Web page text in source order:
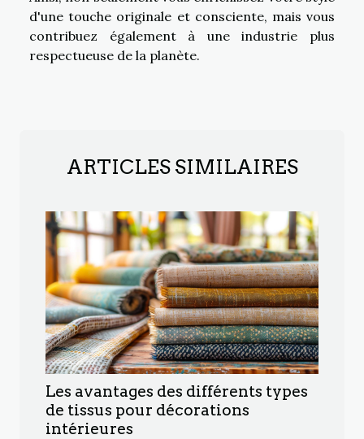
d'une touche originale et consciente, mais vous
contribuez également à une industrie plus
respectueuse de la planète.
ARTICLES SIMILAIRES
Les avantages des différents types
de tissus pour décorations
intérieures